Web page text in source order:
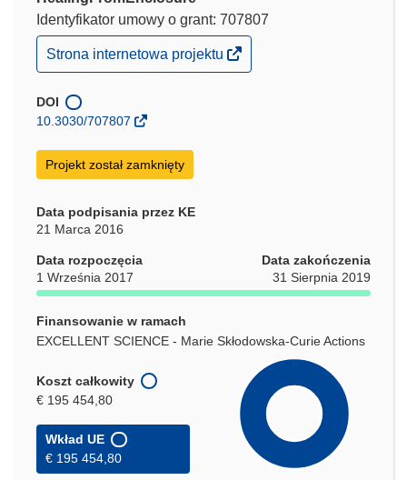
Identyfikator umowy o grant: 707807
(odnośnik
otworzy
w
nowym
Strona internetowa projektu
DOI
10.3030/707807
Projekt został zamknięty
Data podpisania przez KE
21 Marca 2016
Data rozpoczęcia
1 Września 2017
Data zakończenia
31 Sierpnia 2019
Finansowanie w ramach
EXCELLENT SCIENCE - Marie Skłodowska-Curie Actions
Koszt całkowity
€ 195 454,80
Wkład UE
€ 195 454,80